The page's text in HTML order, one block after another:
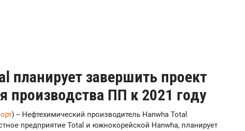
планирует завершить проект
производства ПП к 2021 году
) -- Нефтехимический производитель Hanwha Total
предприятие Total и южнокорейской Hanwha, планирует